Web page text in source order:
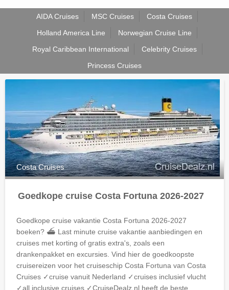
AIDA Cruises MSC Cruises
Costa Cruises
Holland America Line
Norwegian Cruise Line
Royal Caribbean International
Celebrity Cruises
Princess Cruises
Costa Cruises
Goedkope cruise Costa Fortuna 2026-2027
Goedkope cruise vakantie Costa Fortuna 2026-2027
boeken? ⛴ Last minute cruise vakantie aanbiedingen en
cruises met korting of gratis extra's, zoals een
drankenpakket en excursies. Vind hier de goedkoopste
cruisereizen voor het cruiseschip Costa Fortuna van Costa
Cruises ✓cruise vanuit Nederland ✓cruises inclusief vlucht
✓all inclusive cruises ✓CruiseDealz.nl heeft de beste